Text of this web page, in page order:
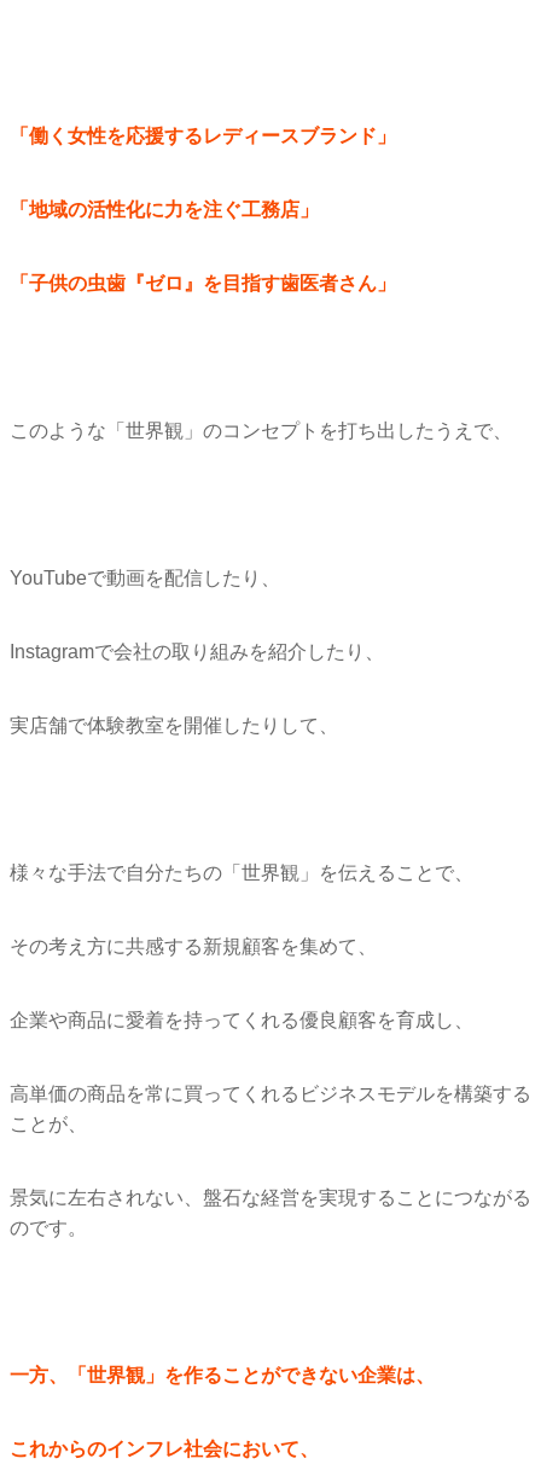
「働く女性を応援するレディースブランド」
「地域の活性化に力を注ぐ工務店」
「子供の虫歯『ゼロ』を目指す歯医者さん」
このような「世界観」のコンセプトを打ち出したうえで、
YouTubeで動画を配信したり、
Instagramで会社の取り組みを紹介したり、
実店舗で体験教室を開催したりして、
様々な手法で自分たちの「世界観」を伝えることで、
その考え方に共感する新規顧客を集めて、
企業や商品に愛着を持ってくれる優良顧客を育成し、
高単価の商品を常に買ってくれるビジネスモデルを構築する
ことが
景気に左右されない、 盤石な経営を実現することにつながる
のです。
一方、「世界観」を作ることができない企業は、
これからのインフレ社会において、